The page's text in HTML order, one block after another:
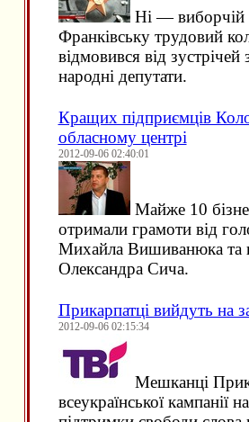
Ні — виборчій
Франківську трудовий
відмовився від
народні депутати.
Кращих підприємців
обласному центрі
2012-09-06 02:40:01
Майже 10
отримали грамоти від
Михайла Вишиванюка та
Олександра Сича.
Прикарпатці вийдуть на
2012-09-06 02:15:34
Мешканці
всеукраїнської кампанії